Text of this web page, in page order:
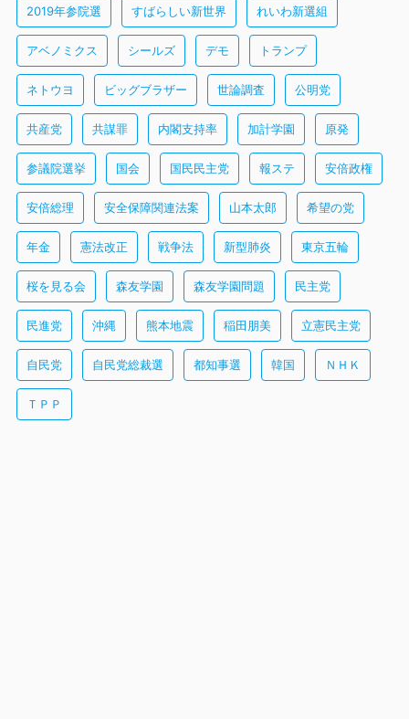
2019年参院選 すばらしい新世界 れいわ新選組
アベノミクス シールズ デモ トランプ
ネトウヨ ビッグブラザー 世論調査 公明党
共産党 共謀罪 内閣支持率 加計学園 原発
参議院選挙 国会 国民民主党 報ステ 安倍政権
安倍総理 安全保障関連法案 山本太郎 希望の党
年金 憲法改正 戦争法 新型肺炎 東京五輪
桜を見る会 森友学園 森友学園問題 民主党
民進党 沖縄 熊本地震 稲田朋美 立憲民主党
自民党 自民党総裁選 都知事選 韓国 ＮＨＫ
ＴＰＰ